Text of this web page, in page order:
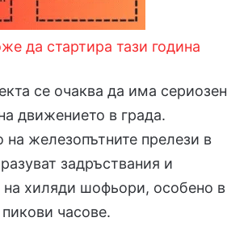
да стартира тази година
се очаква да има сериозен
движението в града.
железопътните прелези в
задръствания и
на хиляди шофьори, особено в
часове.